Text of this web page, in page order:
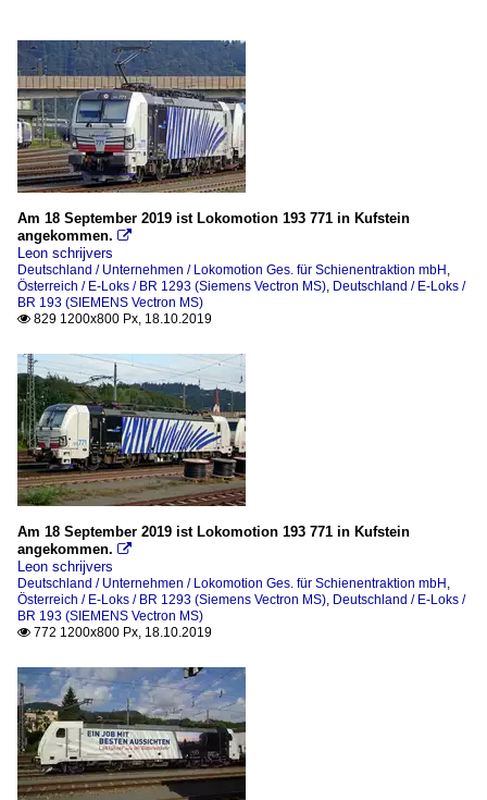
Am 18 September 2019 ist Lokomotion 193 771 in Kufstein
angekommen. 
Leon schrijvers
Deutschland / Unternehmen / Lokomotion Ges. für Schienentraktion mbH,
Österreich / E-Loks / BR 1293 (Siemens Vectron MS), Deutschland / E-Loks /
BR 193 (SIEMENS Vectron MS)
 829 1200x800 Px, 18.10.2019
Am 18 September 2019 ist Lokomotion 193 771 in Kufstein
angekommen. 
Leon schrijvers
Deutschland / Unternehmen / Lokomotion Ges. für Schienentraktion mbH,
Österreich / E-Loks / BR 1293 (Siemens Vectron MS), Deutschland / E-Loks /
BR 193 (SIEMENS Vectron MS)
 772 1200x800 Px, 18.10.2019